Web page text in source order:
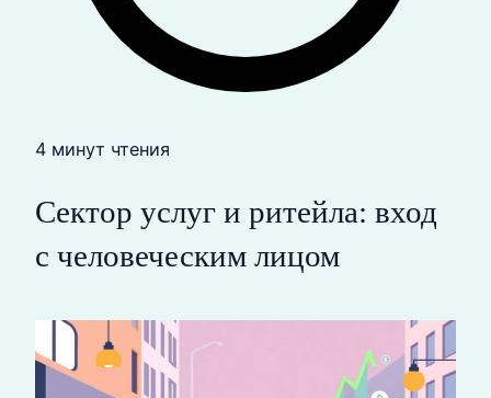
4 минут чтения
Сектор услуг и ритейла: вход
с человеческим лицом